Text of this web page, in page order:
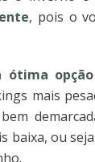
, pois o
ótima opção
mais
baixa, ou